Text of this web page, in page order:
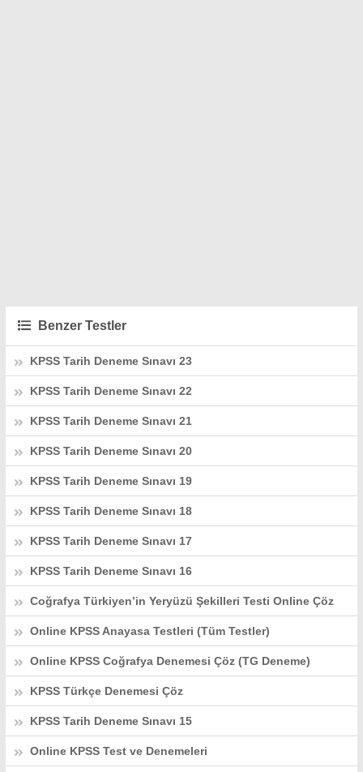
Benzer Testler
KPSS Tarih Deneme Sınavı 23
KPSS Tarih Deneme Sınavı 22
KPSS Tarih Deneme Sınavı 21
KPSS Tarih Deneme Sınavı 20
KPSS Tarih Deneme Sınavı 19
KPSS Tarih Deneme Sınavı 18
KPSS Tarih Deneme Sınavı 17
KPSS Tarih Deneme Sınavı 16
Coğrafya Türkiyen’in Yeryüzü Şekilleri Testi Online Çöz
Online KPSS Anayasa Testleri (Tüm Testler)
Online KPSS Coğrafya Denemesi Çöz (TG Deneme)
KPSS Türkçe Denemesi Çöz
KPSS Tarih Deneme Sınavı 15
Online KPSS Test ve Denemeleri